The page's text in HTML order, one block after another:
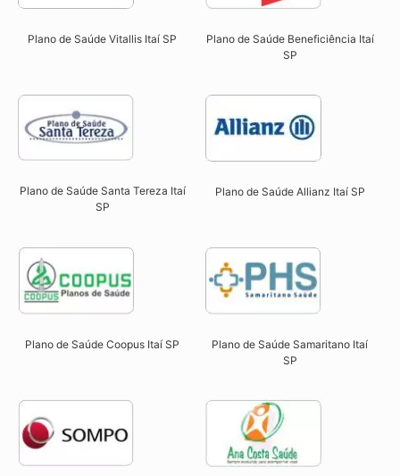
Plano de Saúde Vitallis Itaí SP​
Plano de Saúde Beneficiência Itaí
SP​
Plano de Saúde Santa Tereza Itaí
SP​
Plano de Saúde Allianz Itaí SP​
Plano de Saúde Coopus Itaí SP​ Plano de Saúde Samaritano Itaí
SP